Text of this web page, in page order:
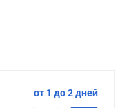
от 1 до 2 дней